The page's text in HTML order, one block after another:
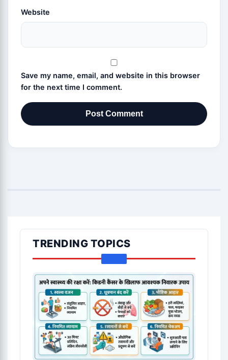
Website
Save my name, email, and website in this browser
for the next time I comment.
TRENDING TOPICS